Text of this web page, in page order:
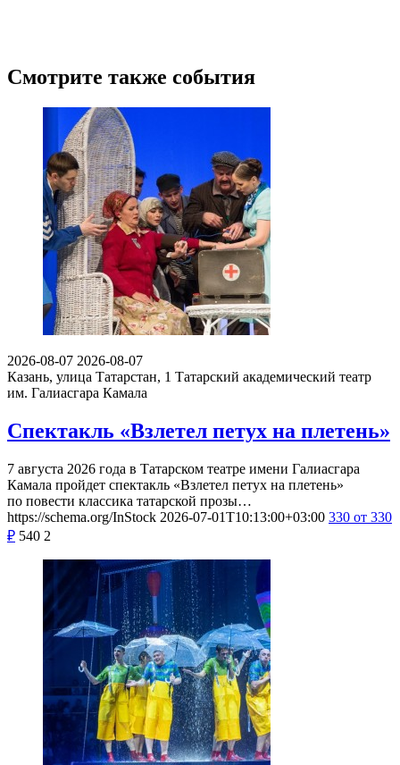
Смотрите также события
2026-08-07 2026-08-07
Казань, улица Татарстан, 1 Татарский академический театр
им. Галиасгара Камала
Спектакль «Взлетел петух на плетень»
7 августа 2026 года в Татарском театре имени Галиасгара
Камала пройдет спектакль «Взлетел петух на плетень»
по повести классика татарской прозы…
https://schema.org/InStock 2026-07-01T10:13:00+03:00 330 от 330
₽ 540 2